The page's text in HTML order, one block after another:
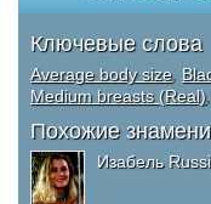
Ключевые слова
Average body size,
Medium breasts (Real),
Похожие
Изабель